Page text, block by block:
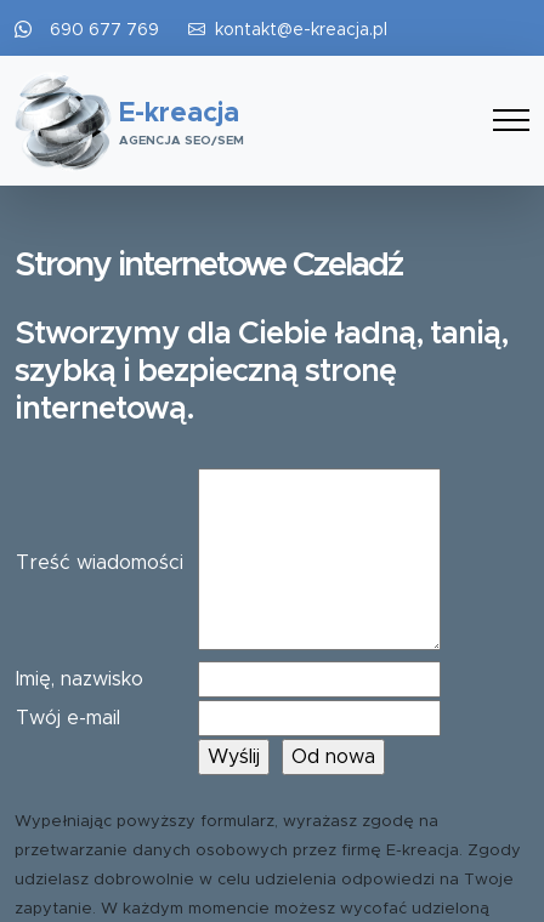
690 677 769 kontakt@e-kreacja.pl
E-kreacja
AGENCJA SEO/SEM
Strony internetowe Czeladź
Stworzymy dla Ciebie ładną, tanią,
szybką i bezpieczną stronę
internetową.
Treść wiadomości
Imię, nazwisko
Twój e-mail
Wypełniając powyższy formularz, wyrażasz zgodę na
przetwarzanie danych osobowych przez firmę E-kreacja. Zgody
udzielasz dobrowolnie w celu udzielenia odpowiedzi na Twoje
zapytanie. W każdym momencie możesz wycofać udzieloną